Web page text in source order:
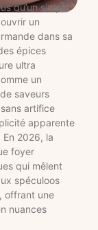
qu’un simple
un
dans sa
épices
ultra
un
saveurs
artifice
apparente
2026, la
foyer
qui mêlent
spéculoos
offrant une
nuances